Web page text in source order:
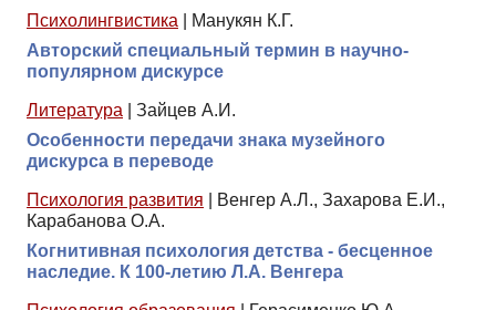
Психолингвистика
Манукян К.Г.
Авторский специальный термин в научно-
популярном дискурсе
Литература
Зайцев А.И.
Особенности передачи знака музейного
дискурса в переводе
Психология развития
Венгер А.Л., Захарова Е.И.,
Карабанова О.А.
Когнитивная психология детства - бесценное
наследие. К 100-летию Л.А. Венгера